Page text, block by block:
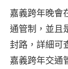
嘉義跨年晚會
通管制，並且
封路，詳細可
嘉義跨年交通